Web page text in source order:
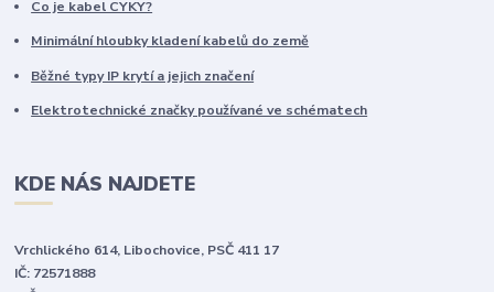
Co je kabel CYKY?
Minimální hloubky kladení kabelů do země
Běžné typy IP krytí a jejich značení
Elektrotechnické značky používané ve schématech
KDE NÁS NAJDETE
Vrchlického 614, Libochovice, PSČ 411 17
IČ: 72571888